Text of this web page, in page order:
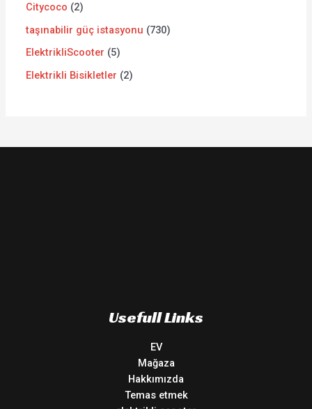
Citycoco
2
taşınabilir güç istasyonu
730
ElektrikliScooter
5
Elektrikli Bisikletler
2
Usefull Links
EV
Mağaza
Hakkımızda
Temas etmek